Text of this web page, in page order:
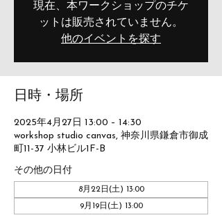
現在、本ワークショップのチケ
ットは販売されていません。
他のイベントを探す
日時・場所
2025年4月27日 13:00 – 14:30
workshop studio canvas, 神奈川県鎌倉市御成
町11-37 小林ビル1F-B
その他の日付
8月22日(土) 13:00
9月19日(土) 13:00